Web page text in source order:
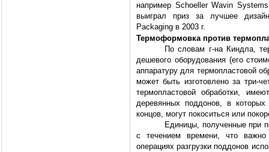
например Schoeller Wavin
выиграл приз за лучшее
Packaging в 2003 г.
Термоформовка против
По словам г-на Киндла,
дешевого оборудования (его
аппаратуру для термопластовой
может быть изготовлено за три-
термопластовой обработки,
деревянных поддонов, в
концов, могут покоситься или
Единицы, полученные при
с течением времени, что важно
операциях разгрузки поддонов